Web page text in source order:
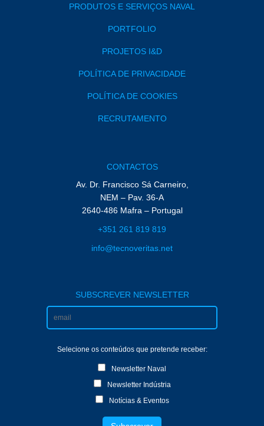
PRODUTOS E SERVIÇOS NAVAL
PORTFOLIO
PROJETOS I&D
POLÍTICA DE PRIVACIDADE
POLÍTICA DE COOKIES
RECRUTAMENTO
CONTACTOS
Av. Dr. Francisco Sá Carneiro,
NEM – Pav. 36-A
2640-486 Mafra – Portugal
+351 261 819 819
info@tecnoveritas.net
SUBSCREVER NEWSLETTER
Selecione os conteúdos que pretende receber:
Newsletter Naval
Newsletter Indústria
Notícias & Eventos